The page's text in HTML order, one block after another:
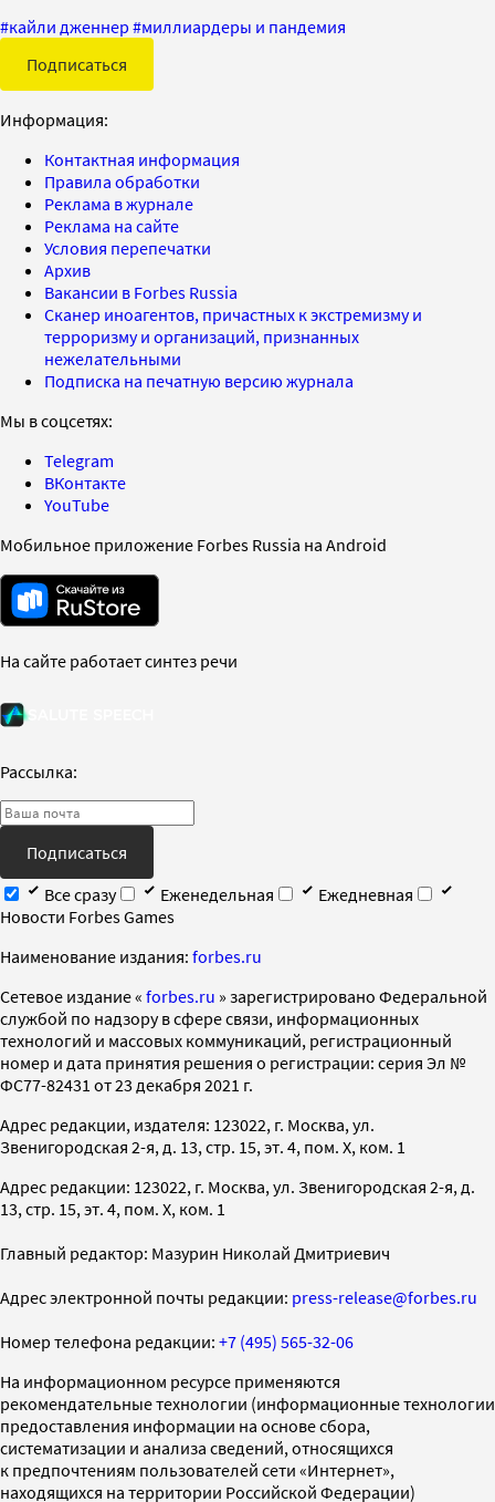
#кайли дженнер #миллиардеры и пандемия
Подписаться
Информация:
Контактная информация
Правила обработки
Реклама в журнале
Реклама на сайте
Условия перепечатки
Архив
Вакансии в Forbes Russia
Сканер иноагентов, причастных к экстремизму и
терроризму и организаций, признанных
нежелательными
Подписка на печатную версию журнала
Мы в соцсетях:
Telegram
ВКонтакте
YouTube
Мобильное приложение Forbes Russia на Android
На сайте работает синтез речи
Рассылка:
Подписаться
Все сразу
Еженедельная
Ежедневная
Новости Forbes Games
Наименование издания: forbes.ru
Cетевое издание « forbes.ru » зарегистрировано Федеральной
службой по надзору в сфере связи, информационных
технологий и массовых коммуникаций, регистрационный
номер и дата принятия решения о регистрации: серия Эл №
ФС77-82431 от 23 декабря 2021 г.
Адрес редакции, издателя: 123022, г. Москва, ул.
Звенигородская 2-я, д. 13, стр. 15, эт. 4, пом. X, ком. 1
Адрес редакции: 123022, г. Москва, ул. Звенигородская 2-я, д.
13, стр. 15, эт. 4, пом. X, ком. 1
Главный редактор: Мазурин Николай Дмитриевич
Адрес электронной почты редакции: press-release@forbes.ru
Номер телефона редакции: +7 (495) 565-32-06
На информационном ресурсе применяются
рекомендательные технологии (информационные технологии
предоставления информации на основе сбора,
систематизации и анализа сведений, относящихся
к предпочтениям пользователей сети «Интернет»,
находящихся на территории Российской Федерации)